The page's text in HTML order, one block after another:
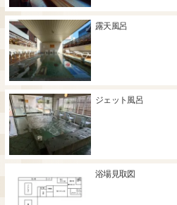
露天風呂
ジェット風呂
浴場見取図